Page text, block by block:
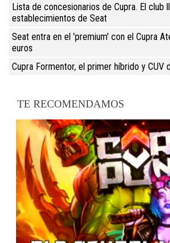
Lista de concesionarios de Cupra. El club
establecimientos de Seat
Seat entra en el 'premium' con el Cupra
euros
Cupra Formentor, el primer híbrido y CUV
TE RECOMENDAMOS